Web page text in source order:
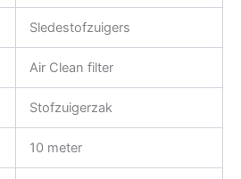
Sledestofzuigers
Air Clean filter
Stofzuigerzak
10 meter